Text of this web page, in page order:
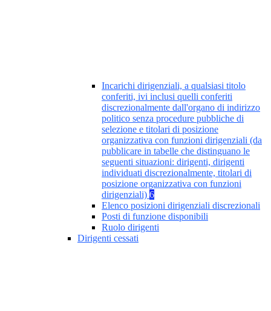
Incarichi dirigenziali, a qualsiasi titolo
conferiti, ivi inclusi quelli conferiti
discrezionalmente dall'organo di indirizzo
politico senza procedure pubbliche di
selezione e titolari di posizione
organizzativa con funzioni dirigenziali (da
pubblicare in tabelle che distinguano le
seguenti situazioni: dirigenti, dirigenti
individuati discrezionalmente, titolari di
posizione organizzativa con funzioni
dirigenziali) 6
Elenco posizioni dirigenziali discrezionali
Posti di funzione disponibili
Ruolo dirigenti
Dirigenti cessati